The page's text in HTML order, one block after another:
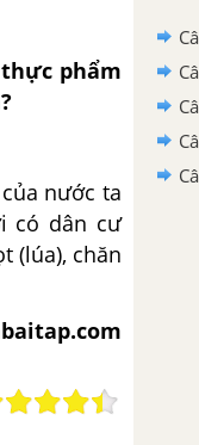
phẩm
nước ta
có dân cư
(lúa), chăn